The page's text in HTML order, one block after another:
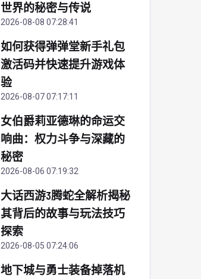
世界的秘密与传说
2026-08-08 07:28:41
如何获得弹弹堂新手礼包
激活码并快速提升游戏体
验
2026-08-07 07:17:11
女伯爵莉亚德琳的命运交
响曲：权力斗争与深藏的
秘密
2026-08-06 07:19:32
大话西游3腾蛇全解析揭秘
其背后的故事与玩法技巧
探索
2026-08-05 07:24:06
地下城与勇士装备掉落机